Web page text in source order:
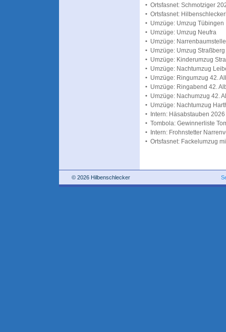
• Ortsfasnet: Schmotziger
• Ortsfasnet:
• Umzüge: Umzug Tübingen
• Umzüge: Umzug Neufra
• Umzüge:
• Umzüge: Umzug Straßberg
• Umzüge: Kinderumzug
• Umzüge: Nachtumzug
• Umzüge: Ringumzug 42.
• Umzüge: Ringabend 42.
• Umzüge: Nachumzug 42.
• Umzüge: Nachtumzug
• Intern: Häsabstauben 2026
• Tombola: Gewinnerliste
• Intern: Frohnstetter
• Ortsfasnet: Fackelumzug
© 2026 Hilbenschlecker